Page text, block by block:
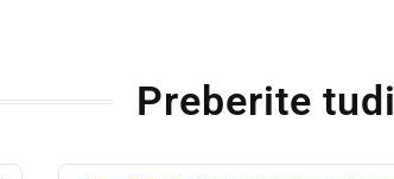
Preberite tudi